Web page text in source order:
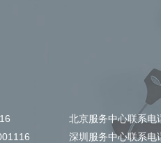
北京服务中心联系电话
深圳服务中心联系电话